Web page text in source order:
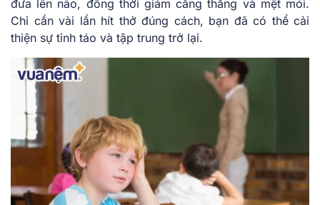
đưa lên não, đồng thời giảm căng thẳng và mệt mỏi.
Chỉ cần vài lần hít thở đúng cách, bạn đã có thể cải
thiện sự tỉnh táo và tập trung trở lại.